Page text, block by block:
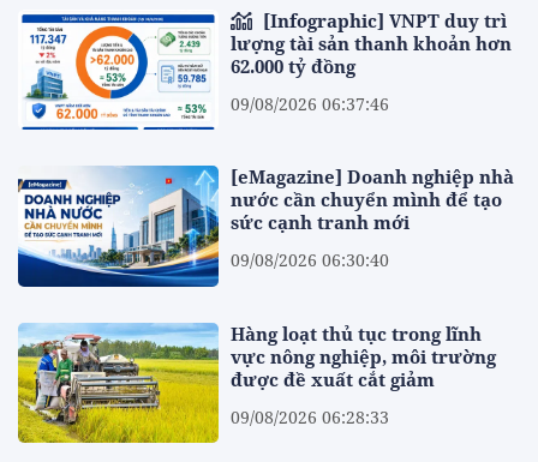
lượng tài sản thanh khoản hơn
62.000 tỷ đồng
09/08/2026 06:37:46
[eMagazine] Doanh nghiệp nhà
nước cần chuyển mình để tạo
sức cạnh tranh mới
09/08/2026 06:30:40
Hàng loạt thủ tục trong lĩnh
vực nông nghiệp, môi trường
được đề xuất cắt giảm
09/08/2026 06:28:33